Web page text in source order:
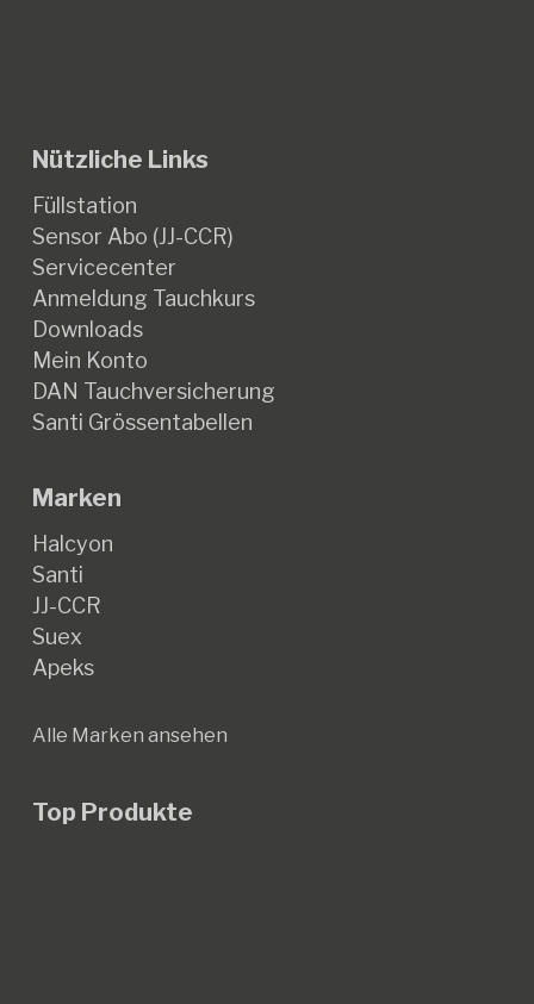
Nützliche Links
Füllstation
Sensor Abo (JJ-CCR)
Servicecenter
Anmeldung Tauchkurs
Downloads
Mein Konto
DAN Tauchversicherung
Santi Grössentabellen
Marken
Halcyon
Santi
JJ-CCR
Suex
Apeks
Alle Marken ansehen
Top Produkte